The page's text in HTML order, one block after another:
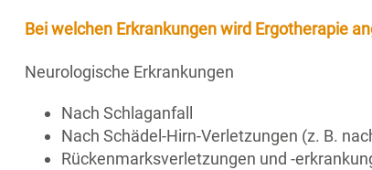
Bei welchen Erkrankungen wird Ergotherapie
Neurologische Erkrankungen
Nach Schlaganfall
Nach Schädel-Hirn-Verletzungen (z. B.
Rückenmarksverletzungen und -